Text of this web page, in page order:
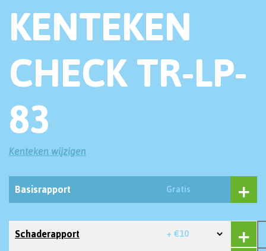
KENTEKEN
CHECK TR-LP-
83
Kenteken wijzigen
Basisrapport Gratis
Schaderapport + €10